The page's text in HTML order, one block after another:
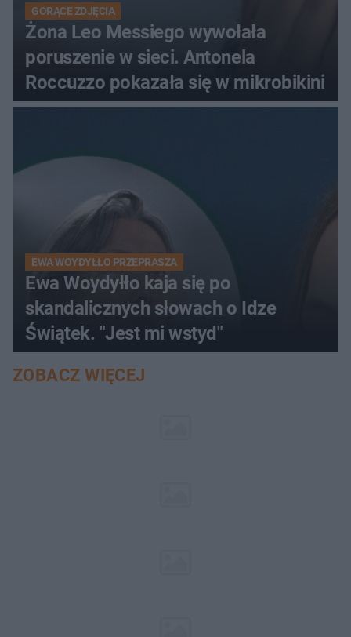
GORĄCE ZDJĘCIA
Żona Leo Messiego wywołała
poruszenie w sieci. Antonela
Roccuzzo pokazała się w mikrobikini
EWA WOYDYŁŁO PRZEPRASZA
Ewa Woydyłło kaja się po
skandalicznych słowach o Idze
Świątek. "Jest mi wstyd"
ZOBACZ WIĘCEJ